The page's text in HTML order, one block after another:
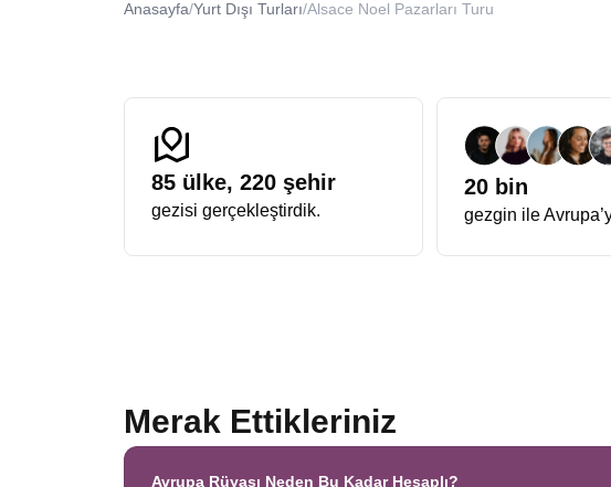
Avrupa Rüyası Yılbaşı Noel Turu
yapmanızdır.
Fransa Almanya Noel Pazarları Turu
İki dev kültürün, Alman ve Fransız geleneklerinin Ren Nehri
Almanya tarafında daha gotik ve baharat kokulu bir hava hakimken,
öğleden sonra Fransa’da makaron ve krep yeme deneyimi bu turun
kombinasyondur.
Masalların gerçeğe dönüştüğü yer neresidir diye sorulsa, verilecek
Noel döneminde süslemeler, sıcak çikolata kokuları ve samimi
Strasbourg, “Noel’in Başkenti” unvanını 1570 yılından beri korur.
parlak ışıkları birleştiğinde unutulmaz bir görüntü ortaya çıkar.
Üç farklı ülkenin kesişim noktasında bulunan bu bölge, kültürel
Anasayfa/Yurt Dışı Turları/Alsace Noel Pazarları Turu
85 ülke, 220 şehir
gezisi gerçekleştirdik.
20 bin
gezgin ile
Merak Ettikleriniz
Avrupa Rüyası Neden Bu Kadar Hesaplı?